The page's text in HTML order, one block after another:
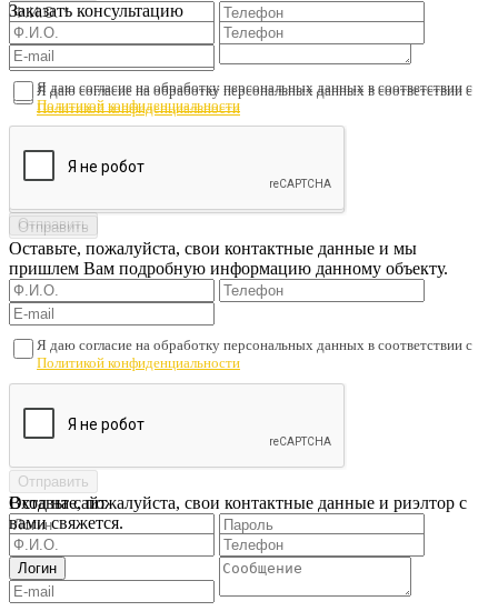
Заказать консультацию
Я даю согласие на обработку персональных данных в соответствии с
Политикой конфиденциальности
Я даю согласие на обработку персональных данных в соответствии с
Политикой конфиденциальности
Оставьте, пожалуйста, свои контактные данные и мы
пришлем Вам подробную информацию данному объекту.
Я даю согласие на обработку персональных данных в соответствии с
Политикой конфиденциальности
Оставьте, пожалуйста, свои контактные данные и риэлтор с
вами свяжется.
Вход на сайт